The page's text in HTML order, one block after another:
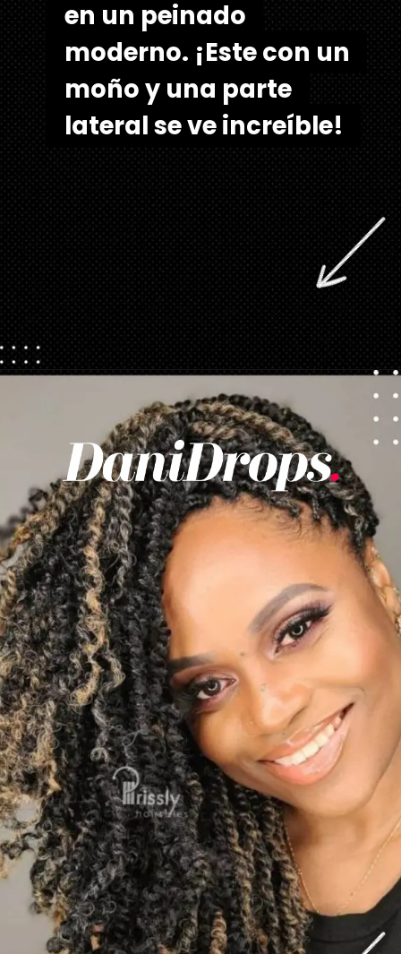
en un peinado
moderno. ¡Este con un
moño y una parte
lateral se ve increíble!
en un peinado
moderno. ¡Este con un
moño y una parte
lateral se ve increíble!
https://danidrops.com.br/es/tendencia-de-corte-de-pelo-para-cabello-rizado-de-mujer/